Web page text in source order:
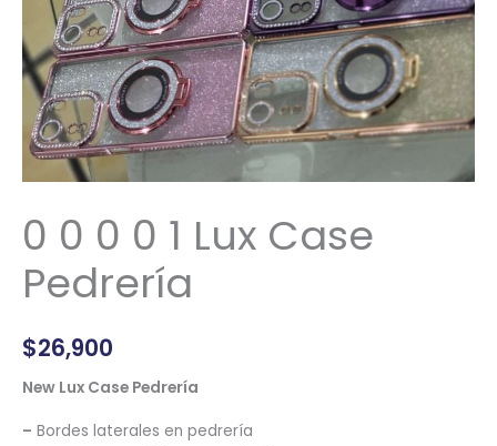
0 0 0 0 1 Lux Case
Pedrería
$26,900
New Lux Case Pedrería
– Bordes laterales en pedrería